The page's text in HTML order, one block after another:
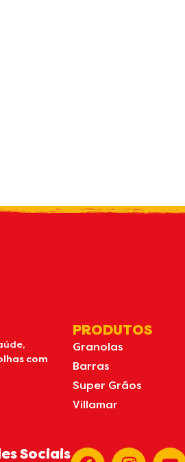
com
PRODUTOS
Granolas
Barras
Super Grãos
Villamar
Sociais